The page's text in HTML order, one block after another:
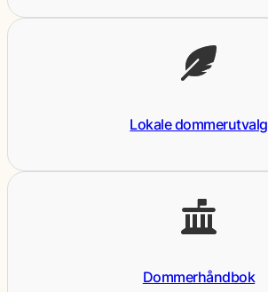
Lokale dommerutvalg
Dommerhåndbok